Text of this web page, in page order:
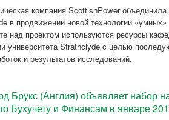
компания ScottishPower
в продвижении новой технологии «умных»
над проектом используются ресурсы
университета Strathclyde с целью
и результатов исследований.
Брукс (Англия) объявляет набор
Бухучету и Финансам в январе